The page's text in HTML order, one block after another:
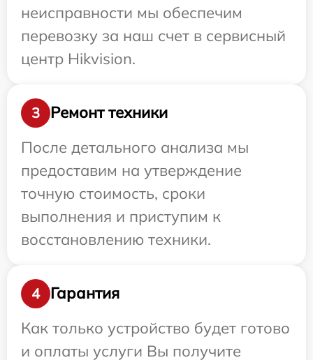
неисправности мы обеспечим
перевозку за наш счет в сервисный
центр Hikvision.
3
Ремонт техники
После детального анализа мы
предоставим на утверждение
точную стоимость, сроки
выполнения и приступим к
восстановлению техники.
4
Гарантия
Как только устройство будет готово
и оплаты услуги Вы получите